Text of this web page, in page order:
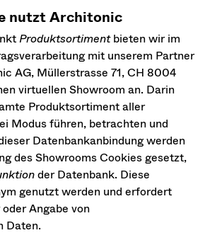
nutzt Architonic
Produktsortimentbieten wir im
mit unserem Partner
AG, Müllerstrasse 71, CH 8004
virtuellen Showroom an. Darin
Produktsortiment aller
Modus führen, betrachten und
Datenbankanbindung werden
des Showrooms Cookies gesetzt,
der Datenbank. Diese
genutzt werden und erfordert
Angabe von
Daten.